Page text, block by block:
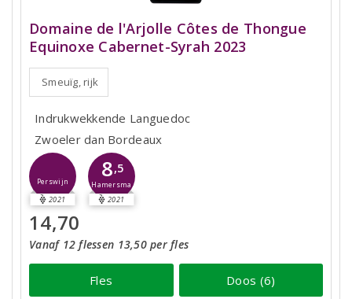
Domaine de l'Arjolle Côtes de Thongue
Equinoxe Cabernet-Syrah 2023
Smeuïg, rijk
Indrukwekkende Languedoc
Zwoeler dan Bordeaux
Perswijn
2021
8,5
Hamersma
2021
14,70
Vanaf 12 flessen 13,50 per fles
Fles Doos (6)